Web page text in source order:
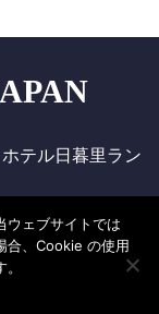
テル日暮里ラン
リシー
ウェブサイトでは
合、Cookie の使用